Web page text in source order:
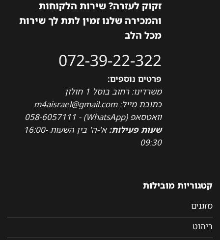
זקוק לעזרה? שירות הלקוחות
והמכירה שלנו זמין לתת לך שירות
מכל הלב
072-39-22-322
פרטים נוספים:
משרדינו: רחוב בוסל 1 חולון
כתובת מייל: m4aisrael@gmail.com
וואטסאפ (WhatsApp) - 058-6057111
שעות פעילות:
א'-ה' בין השעות 16:00-
09:30
קטגוריות מובילות
מזגנים
ריהוט